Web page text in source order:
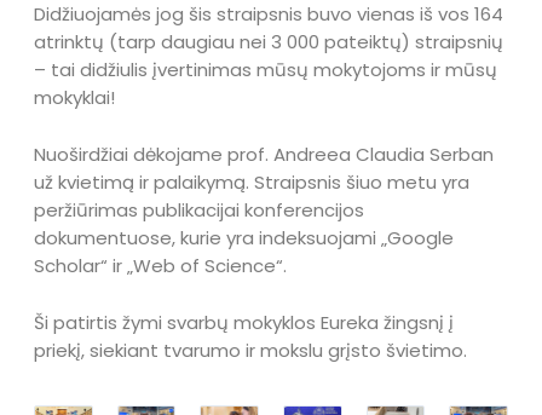
Didžiuojamės jog šis straipsnis buvo vienas iš vos 164
atrinktų (tarp daugiau nei 3 000 pateiktų) straipsnių
– tai didžiulis įvertinimas mūsų mokytojoms ir mūsų
mokyklai!
Nuoširdžiai dėkojame prof. Andreea Claudia Serban
už kvietimą ir palaikymą. Straipsnis šiuo metu yra
peržiūrimas publikacijai konferencijos
dokumentuose, kurie yra indeksuojami „Google
Scholar“ ir „Web of Science“.
Ši patirtis žymi svarbų mokyklos Eureka žingsnį į
priekį, siekiant tvarumo ir mokslu grįsto švietimo.